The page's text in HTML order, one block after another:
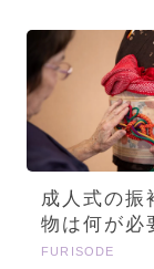
成人式の振
物は何が必
像とセット
FURISODE